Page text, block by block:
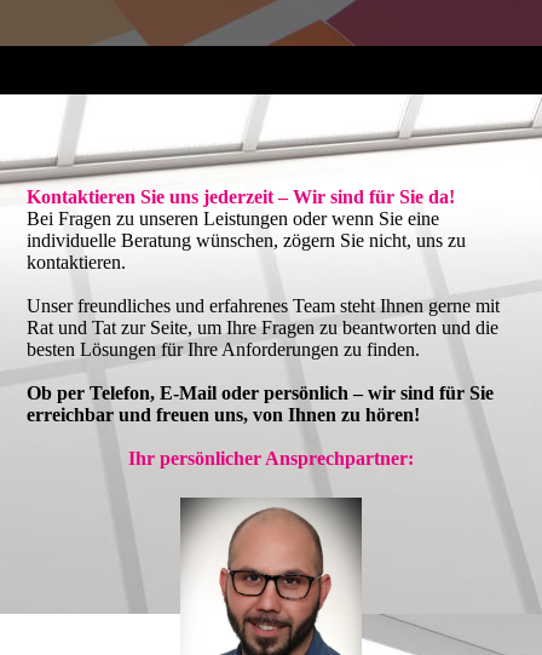
Kontaktieren Sie uns jederzeit – Wir sind für Sie da!
Bei Fragen zu unseren Leistungen oder wenn Sie eine
individuelle Beratung wünschen, zögern Sie nicht, uns zu
kontaktieren.
Unser freundliches und erfahrenes Team steht Ihnen gerne mit
Rat und Tat zur Seite, um Ihre Fragen zu beantworten und die
besten Lösungen für Ihre Anforderungen zu finden.
Ob per Telefon, E-Mail oder persönlich – wir sind für Sie
erreichbar und freuen uns, von Ihnen zu hören!
Ihr persönlicher Ansprechpartner: